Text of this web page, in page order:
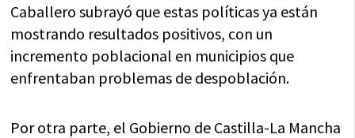
Caballero subrayó que estas políticas ya están
mostrando resultados positivos, con un
incremento poblacional en municipios que
enfrentaban problemas de despoblación.
Por otra parte, el Gobierno de Castilla-La Mancha